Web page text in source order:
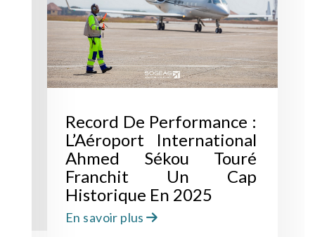
Record De Performance :
L’Aéroport International
Ahmed Sékou Touré
Franchit Un Cap
Historique En 2025
En savoir plus